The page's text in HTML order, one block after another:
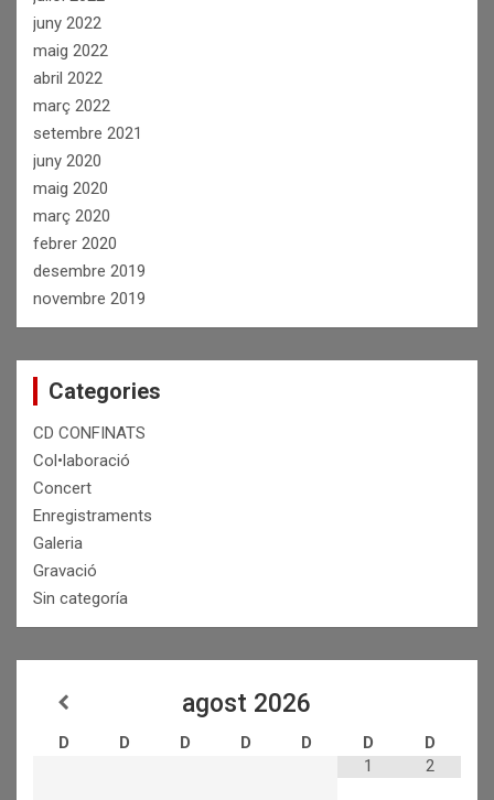
juny 2022
maig 2022
abril 2022
març 2022
setembre 2021
juny 2020
maig 2020
març 2020
febrer 2020
desembre 2019
novembre 2019
Categories
CD CONFINATS
Col•laboració
Concert
Enregistraments
Galeria
Gravació
Sin categoría
agost 2026
D D D D D D
D
1
2